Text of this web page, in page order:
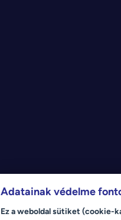
Adatainak védelme
Ez a weboldal sütiket (cookie-